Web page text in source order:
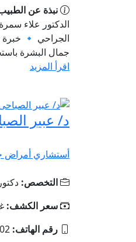
نبذة عن
الدكتور علاء
الجراحي 🔹 خبرة
جمال البشرة
اقرأ المزيد
د/ عبير
أستشاري أمراض
التخصص:
سعر الكشف:
رقم الهاتف: 02 22614327